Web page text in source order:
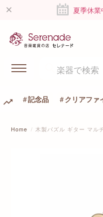
夏季休
記念品 クリアファ
Home 木製パズル ギター マ